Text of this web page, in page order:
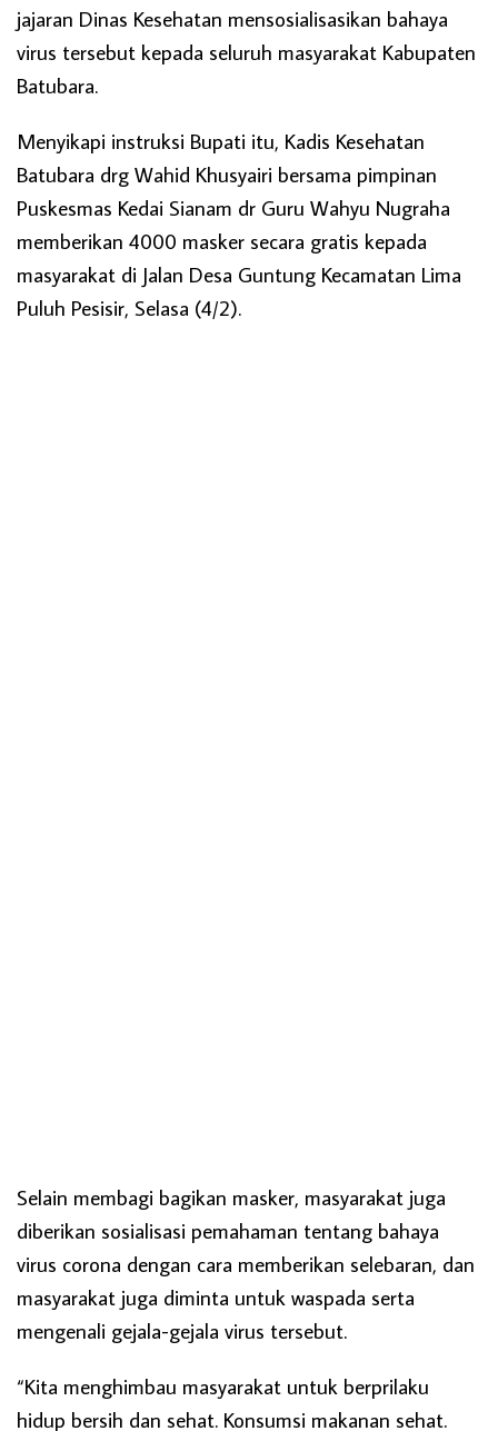
jajaran Dinas Kesehatan mensosialisasikan bahaya
virus tersebut kepada seluruh masyarakat Kabupaten
Batubara.
Menyikapi instruksi Bupati itu, Kadis Kesehatan
Batubara drg Wahid Khusyairi bersama pimpinan
Puskesmas Kedai Sianam dr Guru Wahyu Nugraha
memberikan 4000 masker secara gratis kepada
masyarakat di Jalan Desa Guntung Kecamatan Lima
Puluh Pesisir, Selasa (4/2).
Selain membagi bagikan masker, masyarakat juga
diberikan sosialisasi pemahaman tentang bahaya
virus corona dengan cara memberikan selebaran, dan
masyarakat juga diminta untuk waspada serta
mengenali gejala-gejala virus tersebut.
“Kita menghimbau masyarakat untuk berprilaku
hidup bersih dan sehat. Konsumsi makanan sehat.